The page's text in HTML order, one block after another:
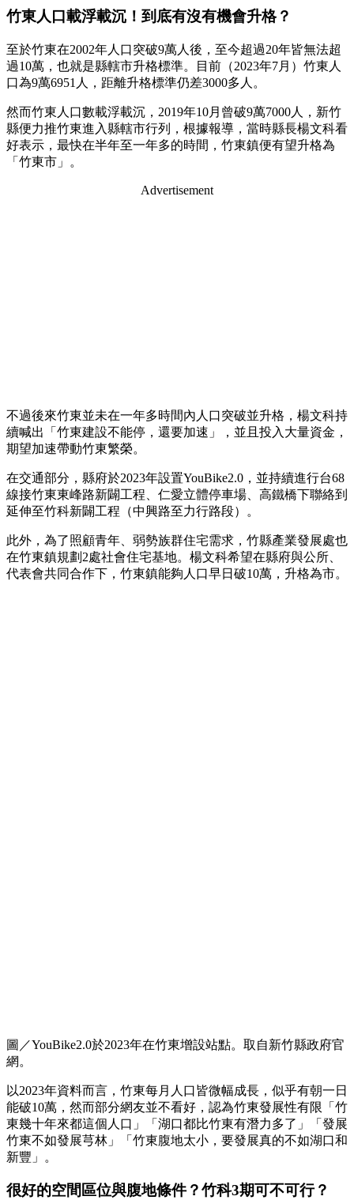
竹東人口載浮載沉！到底有沒有機會升格？
至於竹東在2002年人口突破9萬人後，至今超過20年皆無法超
過10萬，也就是縣轄市升格標準。目前（2023年7月）竹東人
口為9萬6951人，距離升格標準仍差3000多人。
然而竹東人口數載浮載沉，2019年10月曾破9萬7000人，新竹
縣便力推竹東進入縣轄市行列，根據報導，當時縣長楊文科看
好表示，最快在半年至一年多的時間，竹東鎮便有望升格為
「竹東市」。
Advertisement
不過後來竹東並未在一年多時間內人口突破並升格，楊文科持
續喊出「竹東建設不能停，還要加速」，並且投入大量資金，
期望加速帶動竹東繁榮。
在交通部分，縣府於2023年設置YouBike2.0，並持續進行台68
線接竹東東峰路新闢工程、仁愛立體停車場、高鐵橋下聯絡到
延伸至竹科新闢工程（中興路至力行路段）。
此外，為了照顧青年、弱勢族群住宅需求，竹縣產業發展處也
在竹東鎮規劃2處社會住宅基地。楊文科希望在縣府與公所、
代表會共同合作下，竹東鎮能夠人口早日破10萬，升格為市。
圖／YouBike2.0於2023年在竹東增設站點。取自新竹縣政府官
網。
以2023年資料而言，竹東每月人口皆微幅成長，似乎有朝一日
能破10萬，然而部分網友並不看好，認為竹東發展性有限「竹
東幾十年來都這個人口」「湖口都比竹東有潛力多了」「發展
竹東不如發展芎林」「竹東腹地太小，要發展真的不如湖口和
新豐」。
很好的空間區位與腹地條件？竹科3期可不可行？